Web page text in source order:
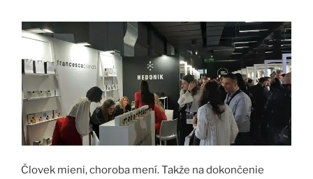
Človek mieni, choroba mení. Takže na dokončenie